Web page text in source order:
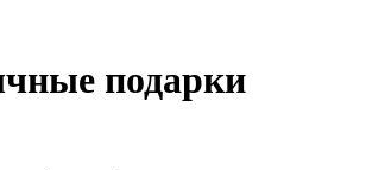
подарки